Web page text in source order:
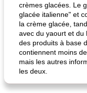
crèmes glacées. Le
glacée italienne" et
la crème glacée,
avec du yaourt et du
des produits à base
contiennent moins
mais les autres
les deux.